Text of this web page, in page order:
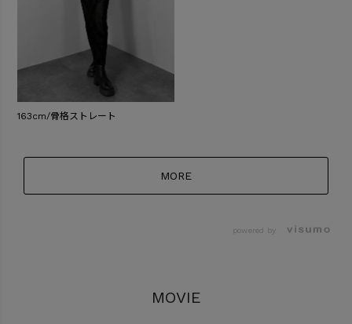
163cm/骨格ストレート
MORE
powered by
MOVIE